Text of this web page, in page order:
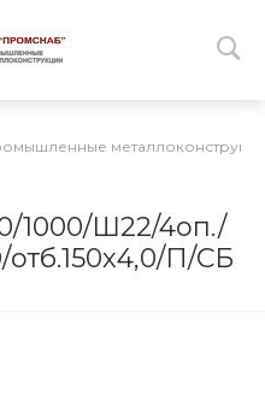
1000/Ш22/4оп./
отб.150х4,0/П/СБ